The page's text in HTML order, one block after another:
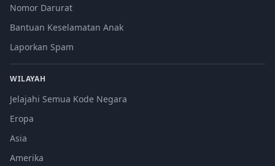
Nomor Darurat
Bantuan Keselamatan Anak
Laporkan Spam
WILAYAH
Jelajahi Semua Kode Negara
Eropa
Asia
Amerika